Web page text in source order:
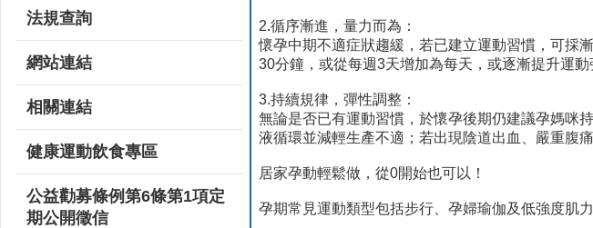
法規查詢
網站連結
相關連結
健康運動飲食專區
公益勸募條例第6條第1項定
期公開徵信
2.循序漸進，量力而為：
懷孕中期不適症狀趨緩，若已建立運動習慣，可採
30分鐘，或從每週3天增加為每天，或逐漸提升運
3.持續規律，彈性調整：
無論是否已有運動習慣，於懷孕後期仍建議孕媽咪
液循環並減輕生產不適；若出現陰道出血、嚴重腹
居家孕動輕鬆做，從0開始也可以！
孕期常見運動類型包括步行、孕婦瑜伽及低強度肌力